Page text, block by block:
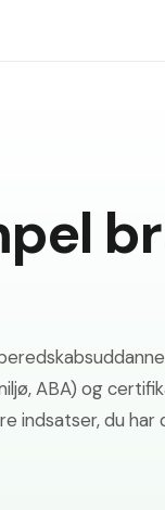
ABA) og
indsatser, du har